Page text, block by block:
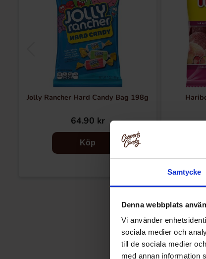
Samtycke
Denna webbplats
Vi använder
sociala medier och
till de sociala medier
med annan information
Jolly Rancher Hard Candy Bag 198g
64.90 kr
Köp